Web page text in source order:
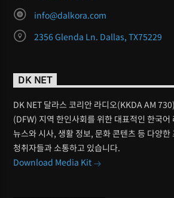
info@dalkora.com
2356 Glenda Ln. Dallas, TX75229
DK NET
DK NET 달라스 코리안 라디오(KKDA AM
(DFW) 지역 한인사회를 위한 대표적인 한국어
뉴스와 시사, 생활 정보, 문화 콘텐츠 등 다양한
청취자들과 소통하고 있습니다.
Download Media Kit